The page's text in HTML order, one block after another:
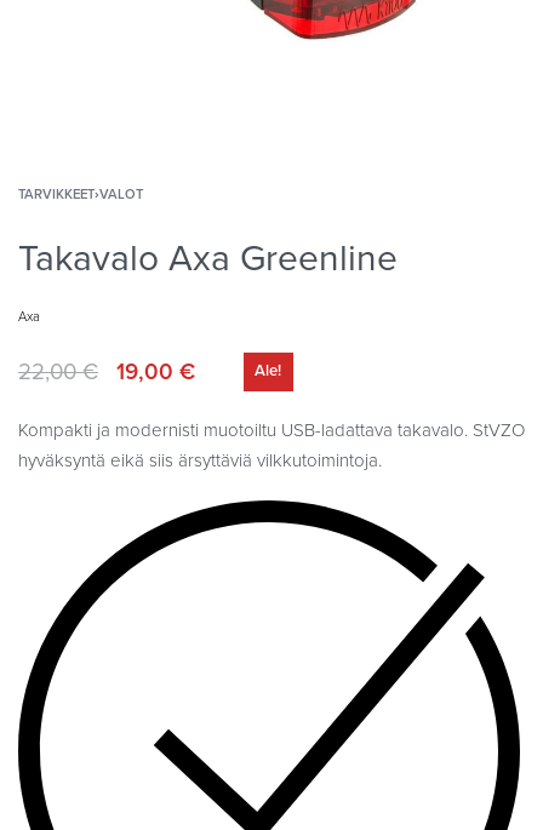
TARVIKKEET›VALOT
Takavalo Axa Greenline
Axa
22,00€ 19,00 € Ale!
Kompakti ja modernisti muotoiltu USB-ladattava takavalo. StVZO
hyväksyntä eikä siis ärsyttäviä vilkkutoimintoja.